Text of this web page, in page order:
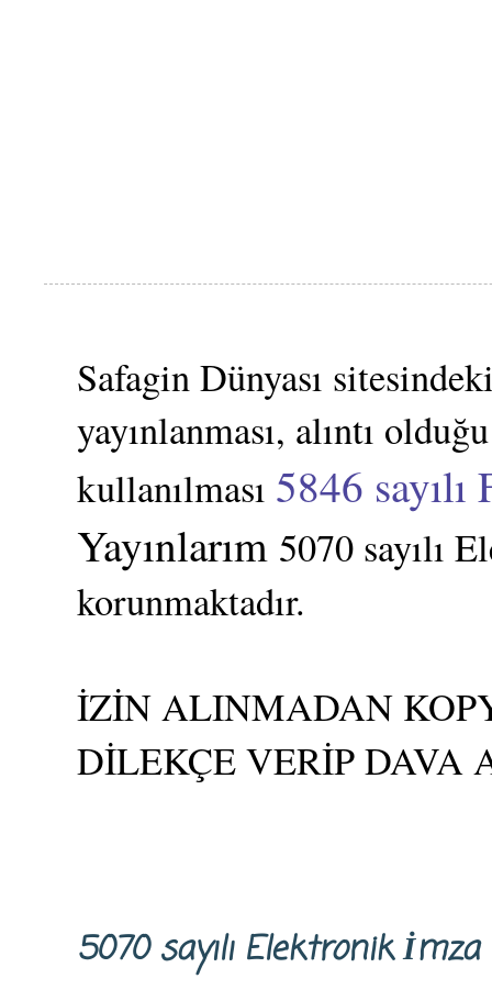
Safagin Dünyası
yayınlanması, alıntı
kullanılması 5846 sayılı
Yayınlarım 5070 sayılı
korunmaktadır.
İZİN ALINMADAN
DİLEKÇE VERİP
5070 sayılı Elektronik